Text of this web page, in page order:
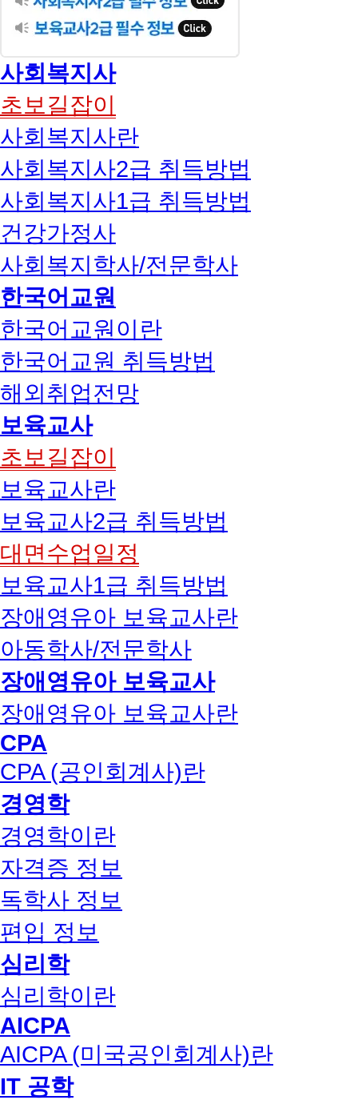
사회복지사
초보길잡이
사회복지사란
사회복지사2급 취득방법
사회복지사1급 취득방법
건강가정사
사회복지학사/전문학사
한국어교원
한국어교원이란
한국어교원 취득방법
해외취업전망
보육교사
초보길잡이
보육교사란
보육교사2급 취득방법
대면수업일정
보육교사1급 취득방법
장애영유아 보육교사란
아동학사/전문학사
장애영유아 보육교사
장애영유아 보육교사란
CPA
CPA (공인회계사)란
경영학
경영학이란
자격증 정보
독학사 정보
편입 정보
심리학
심리학이란
AICPA
AICPA (미국공인회계사)란
IT 공학